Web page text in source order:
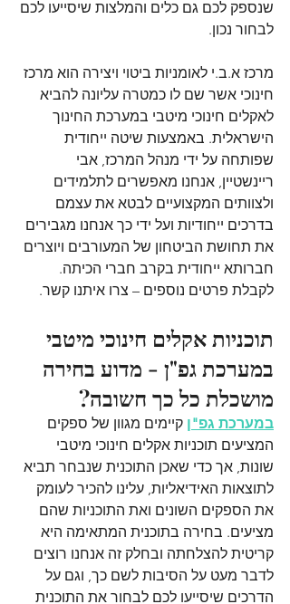
שנספק לכם גם כלים והמלצות שיסייעו לכם
לבחור נכון.
מרכז א.ב.י לאומניות ביטוי ויצירה הוא מרכז
חינוכי אשר שם לו כמטרה עליונה להביא
לאקלים חינוכי מיטבי במערכת החינוך
הישראלית. באמצעות שיטה ייחודית
שפותחה על ידי מנהל המרכז, אבי
ריינשטיין, אנחנו מאפשרים לתלמידים
ולצוותים המקצועיים לבטא את עצמם
בדרכים ייחודיות ועל ידי כך אנחנו מגבירים
את תחושת הביטחון של המעורבים ויוצרים
חברותא ייחודית בקרב חברי הכיתה.
לקבלת פרטים נוספים – צרו איתנו קשר.
תוכניות אקלים חינוכי מיטבי
במערכת גפ"ן - מדוע בחירה
מושכלת כל כך חשובה?
במערכת גפ"ן קיימים מגוון של ספקים
המציעים תוכניות אקלים חינוכי מיטבי
שונות, אך כדי שאכן התוכנית שנבחר תביא
לתוצאות האידיאליות, עלינו להכיר לעומק
את הספקים השונים ואת התוכניות שהם
מציעים. בחירה בתוכנית המתאימה היא
קריטית להצלחתה ובחלק זה אנחנו רוצים
לדבר מעט על הסיבות לשם כך, וגם על
הדרכים שיסייעו לכם לבחור את התוכנית